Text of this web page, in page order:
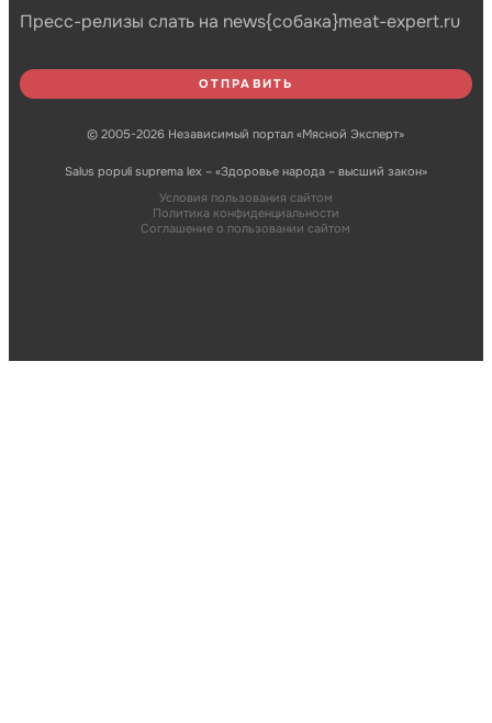
Пресс-релизы слать на news{собака}meat-expert.ru
© 2005-2026 Независимый портал «Мясной Эксперт»
Salus populi suprema lex – «Здоровье народа – высший закон»
Условия пользования сайтом
Политика конфиденциальности
Соглашение о пользовании сайтом